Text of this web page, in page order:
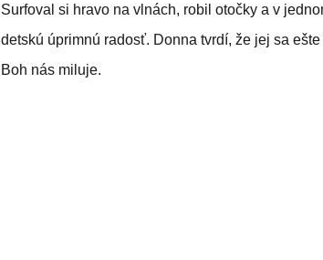
Surfoval si hravo na vlnách, robil otočky a v
detskú úprimnú radosť. Donna tvrdí, že jej sa
Boh nás miluje.